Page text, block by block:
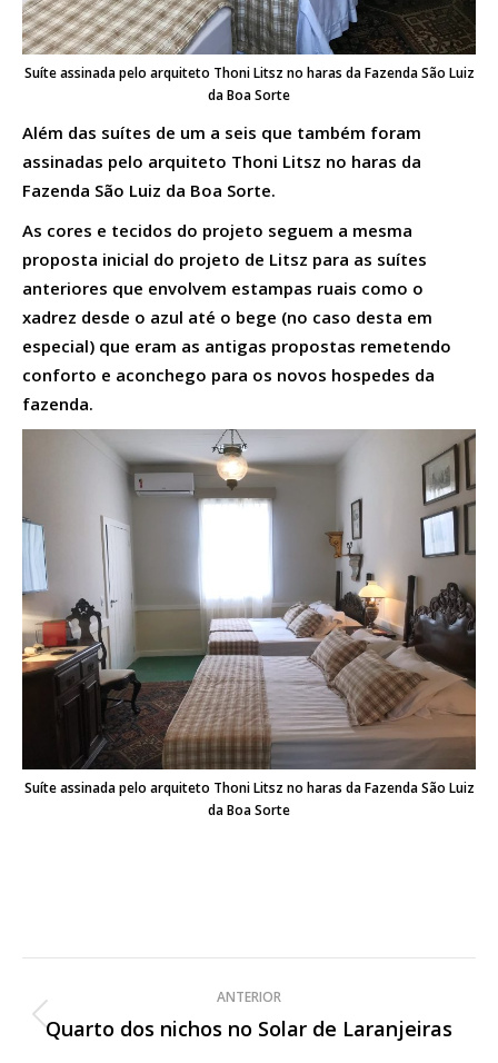
Suíte assinada pelo arquiteto Thoni Litsz no haras da Fazenda São Luiz
da Boa Sorte
Além das suítes de um a seis que também foram
assinadas pelo arquiteto Thoni Litsz no haras da
Fazenda São Luiz da Boa Sorte.
As cores e tecidos do projeto seguem a mesma
proposta inicial do projeto de Litsz para as suítes
anteriores que envolvem estampas ruais como o
xadrez desde o azul até o bege (no caso desta em
especial) que eram as antigas propostas remetendo
conforto e aconchego para os novos hospedes da
fazenda.
Suíte assinada pelo arquiteto Thoni Litsz no haras da Fazenda São Luiz
da Boa Sorte
Navegação
de
ANTERIOR
Post
Quarto dos nichos no Solar de Laranjeiras